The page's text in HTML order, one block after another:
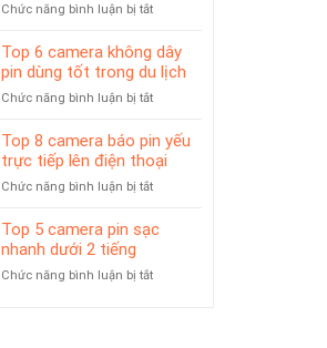
Chuộng
Đà
Nẵng
Chọn
Thương
Hiệu
Chức năng bình luận bị tắtở
camera
chế
tiết
kiệm
Top 6 camera không dây
pin dùng tốt trong du lịch
Chức năng bình luận bị tắtở
6
camera
không
dây
dùng
Top 8 camera báo pin yếu
trực tiếp lên điện thoại
Chức năng bình luận bị tắtở
8
pin
Top 5 camera pin sạc
nhanh dưới 2 tiếng
Chức năng bình luận bị tắtở